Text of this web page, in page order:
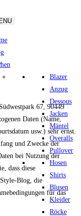
Blazer
Anzug
Dessous
Jacken
Mäntel
Overalls
Pullover
Hosen
Shirts
Blusen
Kleider
Röcke
67, 90449
Daten (Name,
usw.) sehr ernst.
und Zwecke der
bei Nutzung der
dass diese
Blog, die
für das